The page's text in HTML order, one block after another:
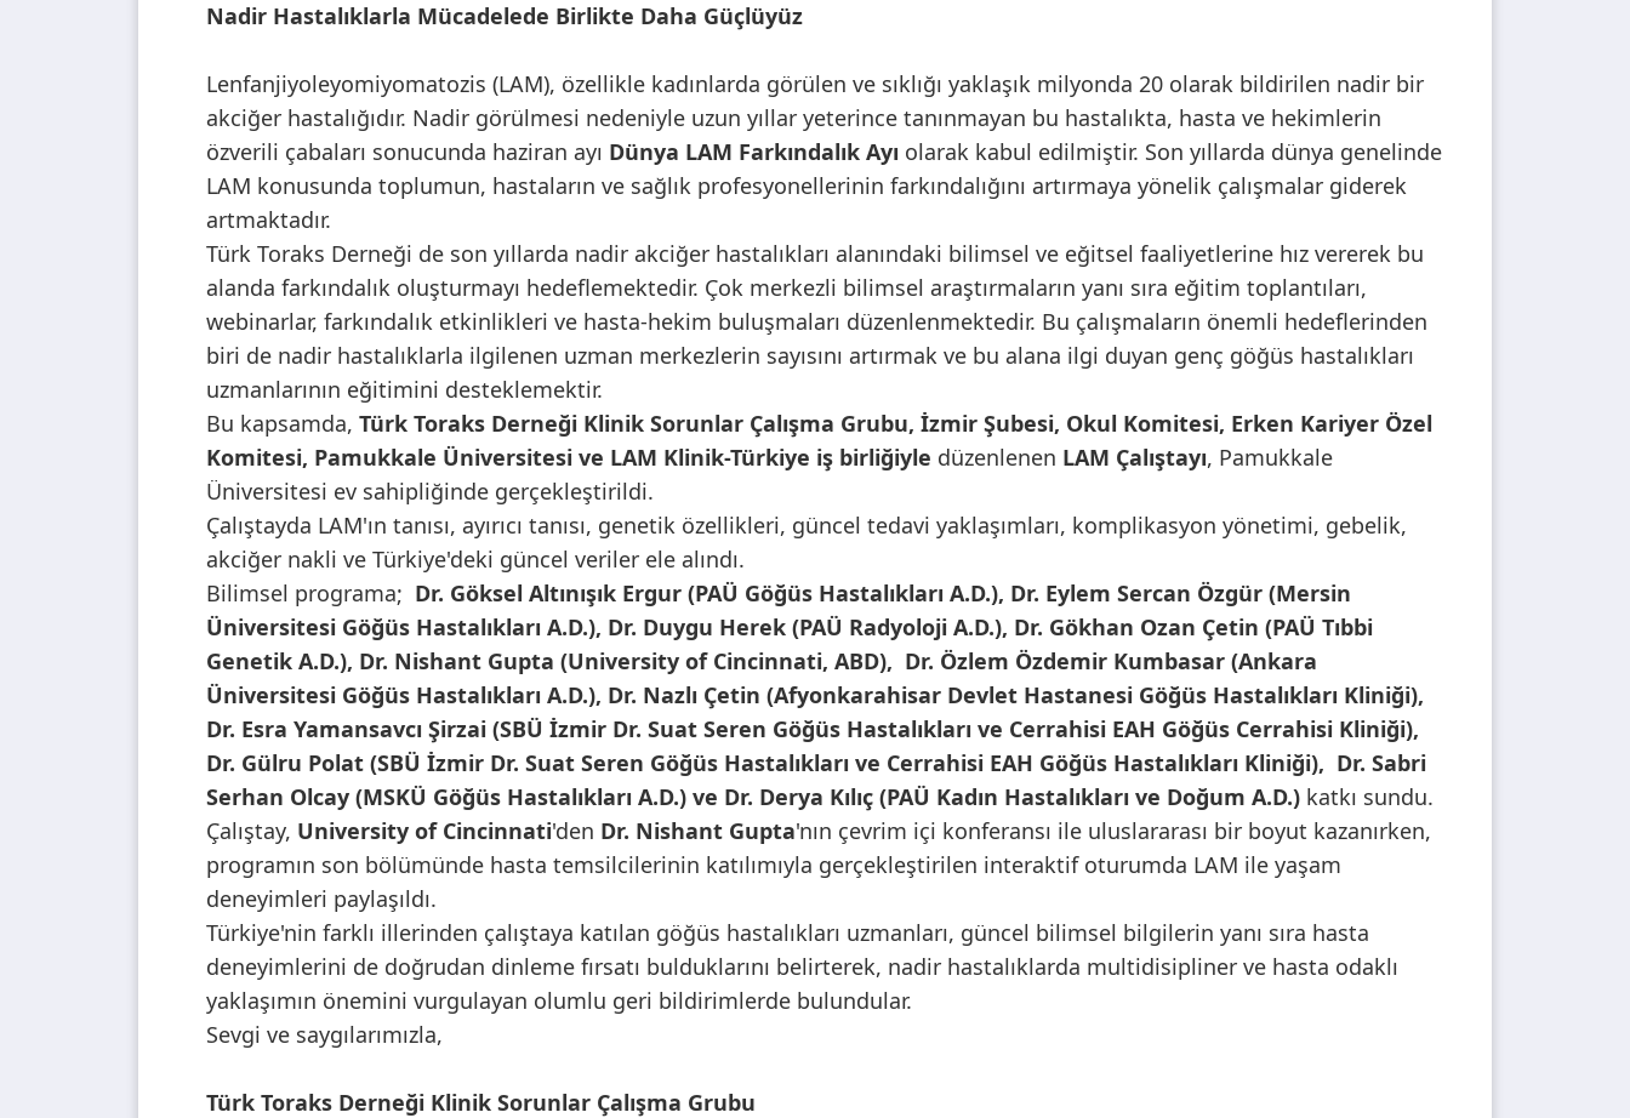
Nadir Hastalıklarla Mücadelede Birlikte Daha Güçlüyüz
Lenfanjiyoleyomiyomatozis (LAM), özellikle kadınlarda görülen ve sıklığı yaklaşık milyonda 20 olarak bildirilen nadir bir
akciğer hastalığıdır. Nadir görülmesi nedeniyle uzun yıllar yeterince tanınmayan bu hastalıkta, hasta ve hekimlerin
özverili çabaları sonucunda haziran ayı Dünya LAM Farkındalık Ayı olarak kabul edilmiştir. Son yıllarda dünya genelinde
LAM konusunda toplumun, hastaların ve sağlık profesyonellerinin farkındalığını artırmaya yönelik çalışmalar giderek
artmaktadır.
Türk Toraks Derneği de son yıllarda nadir akciğer hastalıkları alanındaki bilimsel ve eğitsel faaliyetlerine hız vererek bu
alanda farkındalık oluşturmayı hedeflemektedir. Çok merkezli bilimsel araştırmaların yanı sıra eğitim toplantıları,
webinarlar, farkındalık etkinlikleri ve hasta-hekim buluşmaları düzenlenmektedir. Bu çalışmaların önemli hedeflerinden
biri de nadir hastalıklarla ilgilenen uzman merkezlerin sayısını artırmak ve bu alana ilgi duyan genç göğüs hastalıkları
uzmanlarının eğitimini desteklemektir.
Bu kapsamda, Türk Toraks Derneği Klinik Sorunlar Çalışma Grubu, İzmir Şubesi, Okul Komitesi, Erken Kariyer Özel
Komitesi, Pamukkale Üniversitesi ve LAM Klinik-Türkiye iş birliğiyle düzenlenen LAM Çalıştayı, Pamukkale
Üniversitesi ev sahipliğinde gerçekleştirildi.
Çalıştayda LAM'ın tanısı, ayırıcı tanısı, genetik özellikleri, güncel tedavi yaklaşımları, komplikasyon yönetimi, gebelik,
akciğer nakli ve Türkiye'deki güncel veriler ele alındı.
Bilimsel programa; Dr. Göksel Altınışık Ergur (PAÜ Göğüs Hastalıkları A.D.), Dr. Eylem Sercan Özgür (Mersin
Üniversitesi Göğüs Hastalıkları A.D.), Dr. Duygu Herek (PAÜ Radyoloji A.D.), Dr. Gökhan Ozan Çetin (PAÜ Tıbbi
Genetik A.D.), Dr. Nishant Gupta (University of Cincinnati, ABD), Dr. Özlem Özdemir Kumbasar (Ankara
Üniversitesi Göğüs Hastalıkları A.D.), Dr. Nazlı Çetin (Afyonkarahisar Devlet Hastanesi Göğüs Hastalıkları Kliniği),
Dr. Esra Yamansavcı Şirzai (SBÜ İzmir Dr. Suat Seren Göğüs Hastalıkları ve Cerrahisi EAH Göğüs Cerrahisi Kliniği),
Dr. Gülru Polat (SBÜ İzmir Dr. Suat Seren Göğüs Hastalıkları ve Cerrahisi EAH Göğüs Hastalıkları Kliniği), Dr. Sabri
Serhan Olcay (MSKÜ Göğüs Hastalıkları A.D.) ve Dr. Derya Kılıç (PAÜ Kadın Hastalıkları ve Doğum A.D.) katkı sundu.
Çalıştay, University of Cincinnati'den Dr. Nishant Gupta'nın çevrim içi konferansı ile uluslararası bir boyut kazanırken,
programın son bölümünde hasta temsilcilerinin katılımıyla gerçekleştirilen interaktif oturumda LAM ile yaşam
deneyimleri paylaşıldı.
Türkiye'nin farklı illerinden çalıştaya katılan göğüs hastalıkları uzmanları, güncel bilimsel bilgilerin yanı sıra hasta
deneyimlerini de doğrudan dinleme fırsatı bulduklarını belirterek, nadir hastalıklarda multidisipliner ve hasta odaklı
yaklaşımın önemini vurgulayan olumlu geri bildirimlerde bulundular.
Sevgi ve saygılarımızla,
Türk Toraks Derneği Klinik Sorunlar Çalışma Grubu